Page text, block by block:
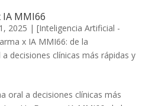
IA MMI66
2025 | [Inteligencia Artificial -
x IA MMI66: de la
decisiones clínicas más rápidas y
oral a decisiones clínicas más